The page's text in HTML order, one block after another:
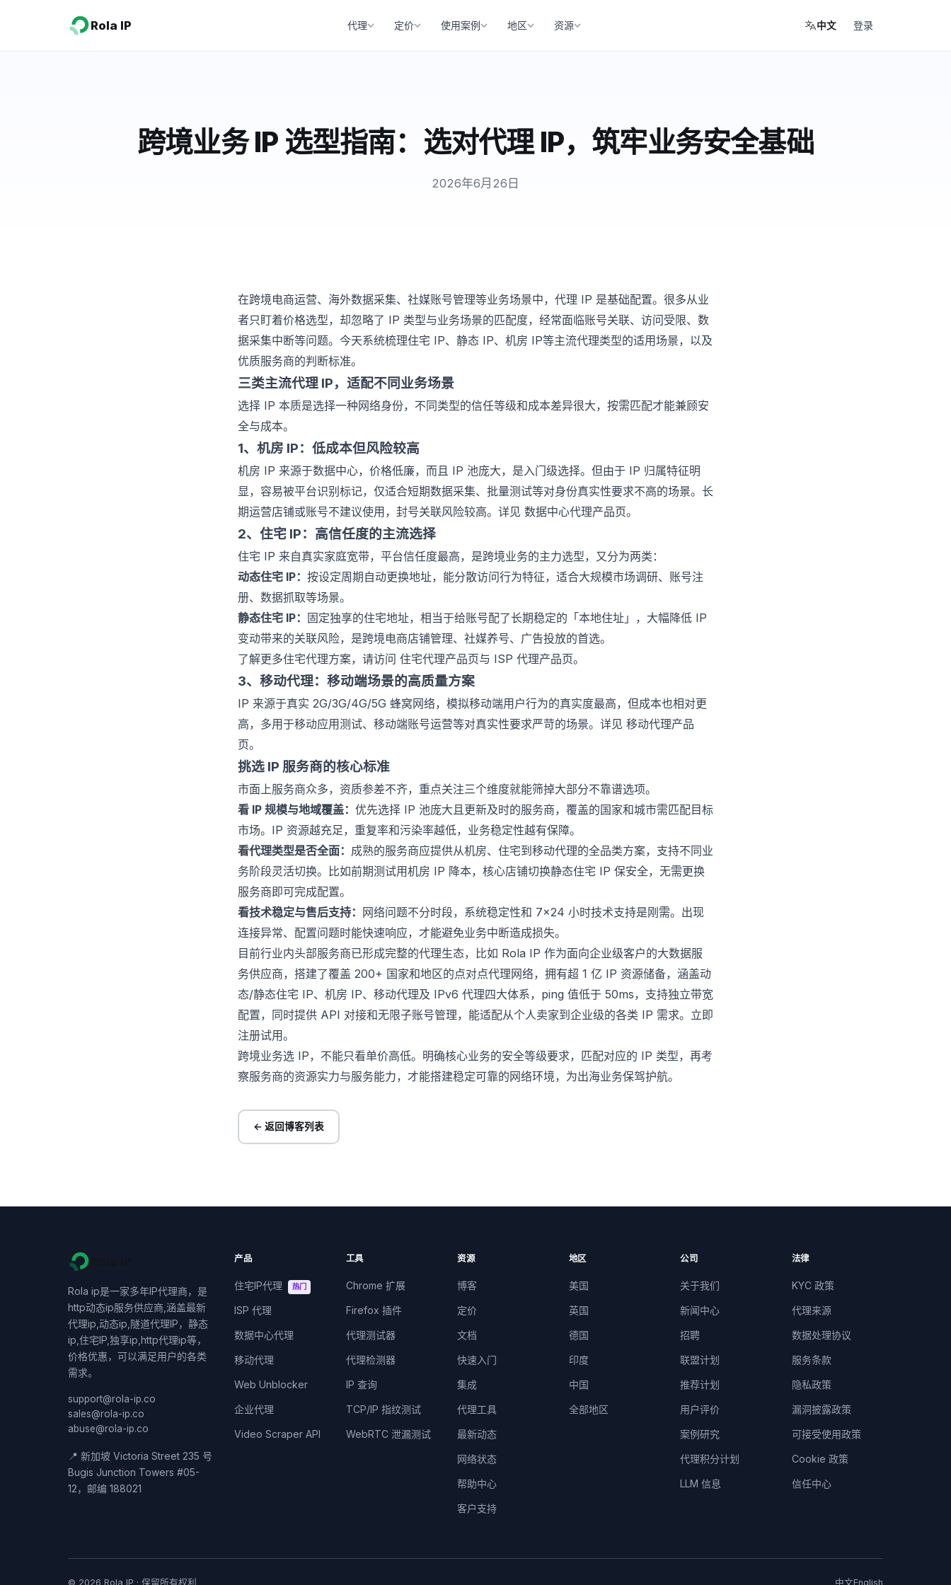
Rola IP 代理 定价 使用案例 地区 资源 中文 登录
跨境业务 IP 选型指南：选对代理 IP，筑牢业务安全基础
2026年6月26日
在跨境电商运营、海外数据采集、社媒账号管理等业务场景中，代理 IP 是基础配置。很多从业
者只盯着价格选型，却忽略了 IP 类型与业务场景的匹配度，经常面临账号关联、访问受限、数
据采集中断等问题。今天系统梳理住宅 IP、静态 IP、 机房 IP等主流代理类型的适用场景，以及
优质服务商的判断标准。
三类主流代理 IP，适配不同业务场景
选择 IP 本质是选择一种网络身份，不同类型的信任等级和成本差异很大，按需匹配才能兼顾安
全与成本。
1、机房 IP：低成本但风险较高
机房 IP 来源于数据中心，价格低廉，而且 IP 池庞大，是入门级选择。但由于 IP 归属特征明
显，容易被平台识别标记，仅适合短期数据采集、批量测试等对身份真实性要求不高的场景。长
期运营店铺或账号不建议使用，封号关联风险较高。详见 数据中心代理产品页。
2、住宅 IP：高信任度的主流选择
住宅 IP 来自真实家庭宽带，平台信任度最高，是跨境业务的主力选型，又分为两类：
动态住宅 IP： 按设定周期自动更换地址，能分散访问行为特征，适合大规模市场调研、账号注
册、数据抓取等场景。
静态住宅 IP： 固定独享的住宅地址，相当于给账号配了长期稳定的「本地住址」，大幅降低 IP
变动带来的关联风险，是跨境电商店铺管理、社媒养号、广告投放的首选。
了解更多住宅代理方案，请访问 住宅代理产品页与 ISP 代理产品页。
3、移动代理：移动端场景的高质量方案
IP 来源于真实 2G/3G/4G/5G 蜂窝网络，模拟移动端用户行为的真实度最高，但成本也相对更
高，多用于移动应用测试、移动端账号运营等对真实性要求严苛的场景。详见 移动代理产品
页。
挑选 IP 服务商的核心标准
市面上服务商众多，资质参差不齐，重点关注三个维度就能筛掉大部分不靠谱选项。
看 IP 规模与地域覆盖： 优先选择 IP 池庞大且更新及时的服务商，覆盖的国家和城市需匹配目标
市场。IP 资源越充足，重复率和污染率越低，业务稳定性越有保障。
看代理类型是否全面： 成熟的服务商应提供从机房、住宅到移动代理的全品类方案，支持不同业
务阶段灵活切换。比如前期测试用机房 IP 降本，核心店铺切换静态住宅 IP 保安全，无需更换
服务商即可完成配置。
看技术稳定与售后支持： 网络问题不分时段，系统稳定性和 7×24 小时技术支持是刚需。出现
连接异常、配置问题时能快速响应，才能避免业务中断造成损失。
目前行业内头部服务商已形成完整的代理生态，比如 Rola IP 作为面向企业级客户的大数据服
务供应商，搭建了覆盖 200+ 国家和地区的点对点代理网络，拥有超 1 亿 IP 资源储备，涵盖动
态/静态住宅 IP、机房 IP、移动代理及 IPv6 代理四大体系，ping 值低于 50ms，支持独立带宽
配置，同时提供 API 对接和无限子账号管理，能适配从个人卖家到企业级的各类 IP 需求。 立即
注册试用。
跨境业务选 IP，不能只看单价高低。明确核心业务的安全等级要求，匹配对应的 IP 类型，再考
察服务商的资源实力与服务能力，才能搭建稳定可靠的网络环境，为出海业务保驾护航。
← 返回博客列表
Rola ip是一家多年IP代理商，是
http动态ip服务供应商,涵盖最新
代理ip,动态ip,隧道代理IP，静态
ip,住宅IP,独享ip,http代理ip等，
价格优惠，可以满足用户的各类
需求。
support@rola-ip.co
sales@rola-ip.co
abuse@rola-ip.co
📍 新加坡 Victoria Street 235 号
Bugis Junction Towers #05-
12，邮编 188021
产品
住宅IP代理 热门
ISP 代理
数据中心代理
移动代理
Web Unblocker
企业代理
Video Scraper API
工具
Chrome 扩展
Firefox 插件
代理测试器
代理检测器
IP 查询
TCP/IP 指纹测试
WebRTC 泄漏测试
资源
博客
定价
文档
快速入门
集成
代理工具
最新动态
网络状态
帮助中心
客户支持
地区
美国
英国
德国
印度
中国
全部地区
公司
关于我们
新闻中心
招聘
联盟计划
推荐计划
用户评价
案例研究
代理积分计划
LLM 信息
法律
KYC 政策
代理来源
数据处理协议
服务条款
隐私政策
漏洞披露政策
可接受使用政策
Cookie 政策
信任中心
© 2026 Rola IP · 保留所有权利 中文English